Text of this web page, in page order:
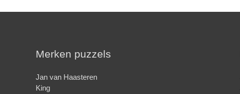
Merken puzzels
Jan van Haasteren
King